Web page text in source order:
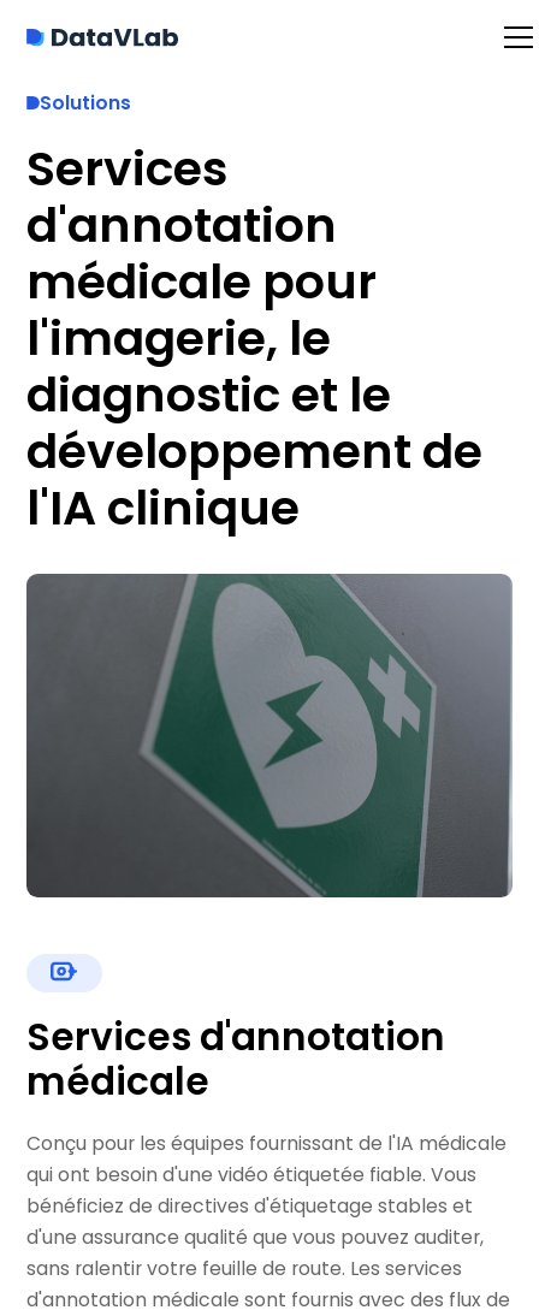
Solutions
Services
d'annotation
médicale pour
l'imagerie, le
diagnostic et le
développement de
l'IA clinique
Services d'annotation
médicale
Conçu pour les équipes fournissant de l'IA médicale
qui ont besoin d'une vidéo étiquetée fiable. Vous
bénéficiez de directives d'étiquetage stables et
d'une assurance qualité que vous pouvez auditer,
sans ralentir votre feuille de route. Les services
d'annotation médicale sont fournis avec des flux de